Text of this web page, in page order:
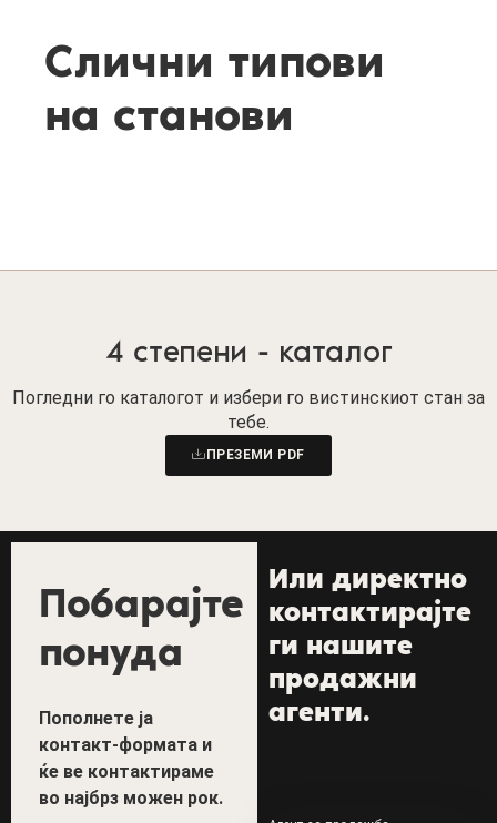
Слични типови
на станови
4 степени - каталог
Погледни го каталогот и избери го вистинскиот стан за
тебе.
ПРЕЗЕМИ PDF
Побарајте
понуда
Пополнете ја
контакт-формата и
ќе ве контактираме
во најбрз можен рок.
Или директно
контактирајте
ги нашите
продажни
агенти.